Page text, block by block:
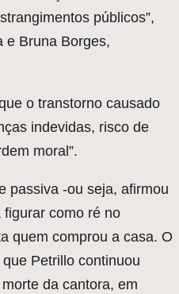
públicos”,
e Bruna Borges,
o transtorno causado
indevidas, risco de
moral”.
passiva -ou seja, afirmou
como ré no
quem comprou a casa. O
Petrillo continuou
da cantora, em